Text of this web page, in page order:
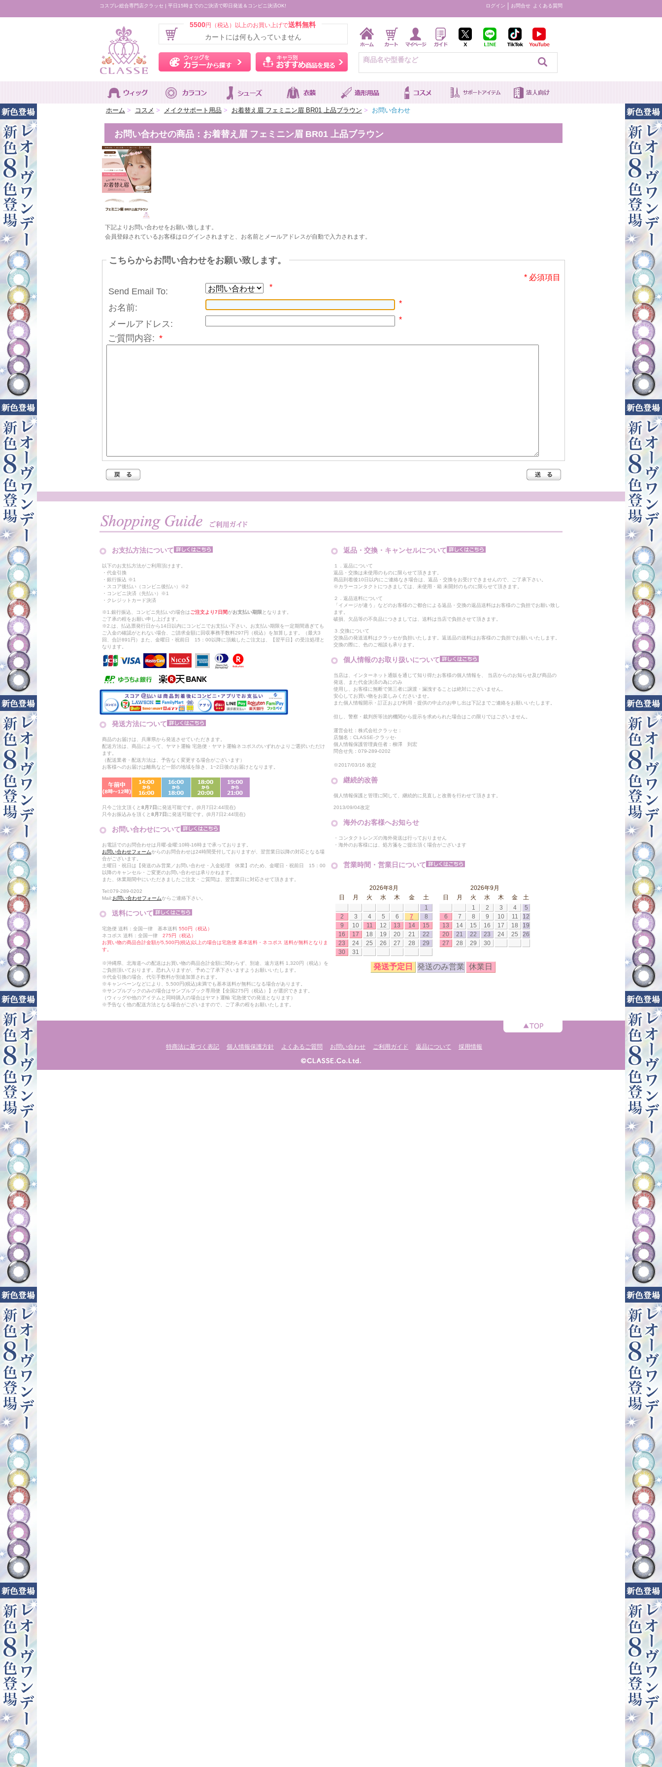
コスプレ総合専門店クラッセ | 平日15時までのご決済で即日発送＆コンビニ決済OK! ログイン お問合せ よくある質問
5500円（税込）以上のお買い上げで送料無料
カートには何も入っていません
ウィッグをカラーから探す キャラ別おすすめ商品を見る
ホーム > コスメ > メイクサポート用品 > お着替え眉 フェミニン眉 BR01 上品ブラウン > お問い合わせ
お問い合わせの商品：お着替え眉 フェミニン眉 BR01 上品ブラウン
下記よりお問い合わせをお願い致します。
会員登録されているお客様はログインされますと、お名前とメールアドレスが自動で入力されます。
こちらからお問い合わせをお願い致します。
* 必須項目
Send Email To: *
お名前: *
メールアドレス: *
ご質問内容: *
お支払方法について
以下のお支払方法がご利用頂けます。
・代金引換
・銀行振込 ※1
・スコア後払い（コンビニ後払い）※2
・コンビニ決済（先払い）※1
・クレジットカード決済
※1.銀行振込、コンビニ先払いの場合はご注文より7日間がお支払い期限 となります。
ご了承の程をお願い申し上げます。
※2.は、払込票発行日から14日以内にコンビニでお支払い下さい。お支払い期限を一定期間過ぎても
ご入金の確認がとれない場合、ご請求金額に回収事務手数料297円（税込）を加算します。（最大3
回、合計891円）また、金曜日・祝前日 15：00以降に頂戴したご注文は、【翌平日】の受注処理と
なります。
発送方法について
商品のお届けは、兵庫県から発送させていただきます。
配送方法は、商品によって、ヤマト運輸 宅急便・ヤマト運輸ネコポスのいずれかよりご選択いただけ
ます。
（配送業者・配送方法は、予告なく変更する場合がございます）
お客様へのお届けは離島など一部の地域を除き、1~2日後のお届けとなります。
只今ご注文頂くと8月7日 に発送可能です。(8月7日2:44現在)
只今お振込みを頂くと8月7日 に発送可能です。(8月7日2:44現在)
お問い合わせについて
お電話でのお問合わせは月曜-金曜:10時-16時まで承っております。
お問い合わせフォームからのお問合わせは24時間受付しておりますが、翌営業日以降の対応となる場
合がございます。
土曜日・祝日は【発送のみ営業／お問い合わせ・入金処理 休業】のため、金曜日・祝前日 15：00
以降のキャンセル・ご変更のお問い合わせは承りかねます。
また、休業期間中にいただきましたご注文・ご質問は、翌営業日に対応させて頂きます。
Tel:079-289-0202
Mail:お問い合わせフォームからご連絡下さい。
送料について
宅急便 送料：全国一律 基本送料 550円（税込）
ネコポス 送料：全国一律 275円（税込）
お買い物の商品合計金額が5,500円(税込)以上の場合は宅急便 基本送料・ネコポス 送料が無料となりま
す。
※沖縄県、北海道への配送はお買い物の商品合計金額に関わらず、別途、遠方送料 1,320円（税込）を
ご負担頂いております。恐れ入りますが、予めご了承下さいますようお願いいたします。
※代金引換の場合、代引手数料が別途加算されます。
※キャンペーンなどにより、5,500円(税込)未満でも基本送料が無料になる場合があります。
※サンプルブックのみの場合はサンプルブック専用便【全国275円（税込）】が選択できます。
（ウィッグや他のアイテムと同時購入の場合はヤマト運輸 宅急便での発送となります）
※予告なく他の配送方法となる場合がございますので、ご了承の程をお願いたします。
返品・交換・キャンセルについて
１．返品について
返品・交換は未使用のものに限らせて頂きます。
商品到着後10日以内にご連絡なき場合は、返品・交換をお受けできませんので、ご了承下さい。
※カラーコンタクトにつきましては、未使用・箱 未開封のものに限らせて頂きます。
２．返品送料について
「イメージが違う」などのお客様のご都合による返品・交換の返品送料はお客様のご負担でお願い致し
ます。
破損、欠品等の不良品につきましては、送料は当店で負担させて頂きます。
３.交換について
交換品の発送送料はクラッセが負担いたします。返送品の送料はお客様のご負担でお願いいたします。
交換の際に、色のご相談も承ります。
個人情報のお取り扱いについて
当店は、インターネット通販を通じて知り得たお客様の個人情報を、 当店からのお知らせ及び商品の
発送、また代金決済の為にのみ
使用し、お客様に無断で第三者に譲渡・漏洩することは絶対にございません。
安心してお買い物をお楽しみくださいませ。
また個人情報開示・訂正および利用・提供の中止のお申し出は下記までご連絡をお願いいたします。
但し、警察・裁判所等法的機関から提示を求められた場合はこの限りではございません。
運営会社：株式会社クラッセ：
店舗名：CLASSE-クラッセ-
個人情報保護管理責任者：柳澤 到宏
問合せ先：079-289-0202
※2017/03/16 改定
継続的改善
個人情報保護と管理に関して、継続的に見直しと改善を行わせて頂きます。
2013/09/04改定
海外のお客様へお知らせ
・コンタクトレンズの海外発送は行っておりません
・海外のお客様には、処方箋をご提出頂く場合がございます
営業時間・営業日について
2026年8月
日
月 火 水 木 金
土
1
2
3 4 5 6 7
8
9
10 11 12 13 14
15
16
17 18 19 20 21
22
23
24 25 26 27 28
29
30
31
2026年9月
日
月 火 水 木 金
土
1
2 3 4
5
6
7 8 9 10 11
12
13
14 15 16 17 18
19
20
21 22 23 24 25
26
27
28 29 30
発送予定日 発送のみ営業 休業日
特商法に基づく表記 個人情報保護方針 よくあるご質問 お問い合わせ ご利用ガイド 返品について 採用情報